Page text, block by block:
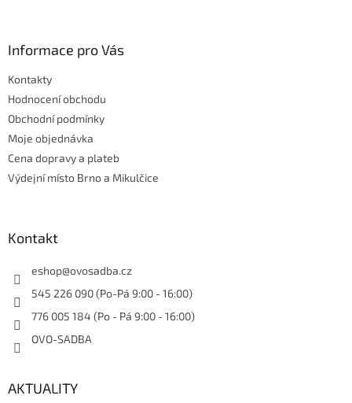
Informace pro Vás
Kontakty
Hodnocení obchodu
Obchodní podmínky
Moje objednávka
Cena dopravy a plateb
Výdejní místo Brno a Mikulčice
Kontakt
eshop@ovosadba.cz
545 226 090 (Po-Pá 9:00 - 16:00)
776 005 184 (Po - Pá 9:00 - 16:00)
OVO-SADBA
AKTUALITY